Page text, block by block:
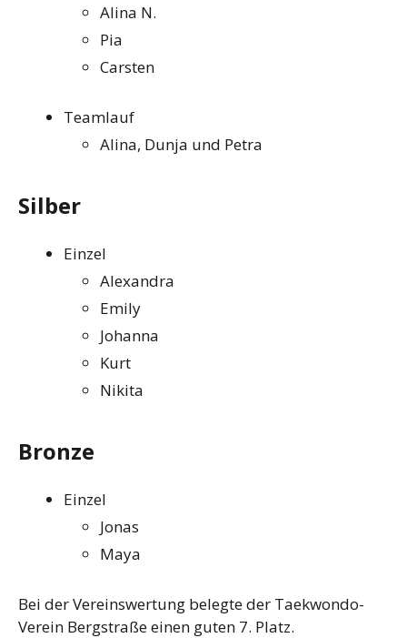
Alina N.
Pia
Carsten
Teamlauf
Alina, Dunja und Petra
Silber
Einzel
Alexandra
Emily
Johanna
Kurt
Nikita
Bronze
Einzel
Jonas
Maya
Bei der Vereinswertung belegte der Taekwondo-
Verein Bergstraße einen guten 7. Platz.